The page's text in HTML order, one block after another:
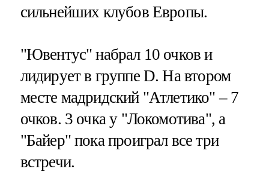
сильнейших клубов Европы.
"Ювентус" набрал 10 очков и
лидирует в группе D. На втором
месте мадридский "Атлетико" – 7
очков. 3 очка у "Локомотива", а
"Байер" пока проиграл все три
встречи.